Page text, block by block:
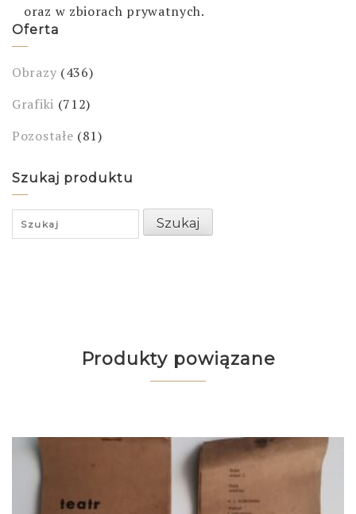
oraz w zbiorach prywatnych.
Oferta
Obrazy (436)
Grafiki (712)
Pozostałe (81)
Szukaj produktu
Search
for:
Szukaj
Produkty powiązane